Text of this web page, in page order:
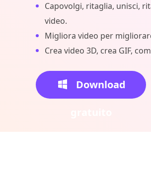
Capovolgi, ritaglia, unisci,
video.
Migliora video per
Crea video 3D, crea GIF,
Download